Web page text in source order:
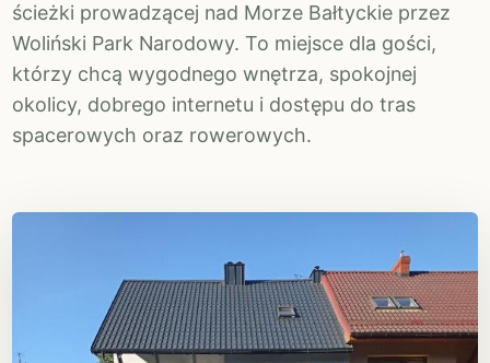
ścieżki prowadzącej nad Morze Bałtyckie przez
Woliński Park Narodowy. To miejsce dla gości,
którzy chcą wygodnego wnętrza, spokojnej
okolicy, dobrego internetu i dostępu do tras
spacerowych oraz rowerowych.